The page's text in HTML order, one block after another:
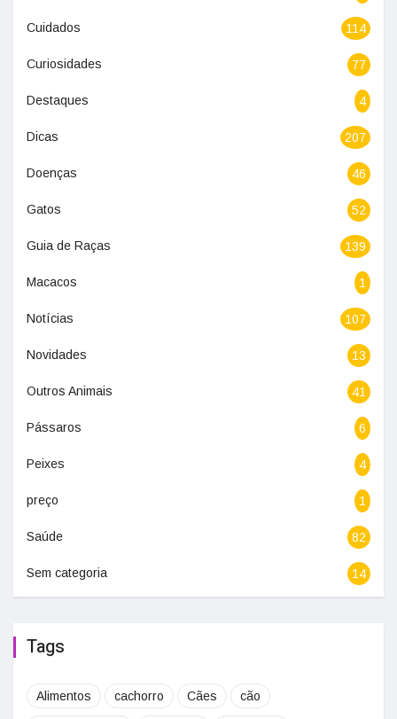
Cuidados 114
Curiosidades 77
Destaques 4
Dicas 207
Doenças 46
Gatos 52
Guia de Raças 139
Macacos 1
Notícias 107
Novidades 13
Outros Animais 41
Pássaros 6
Peixes 4
preço 1
Saúde 82
Sem categoria 14
Tags
Alimentos cachorro Cães cão